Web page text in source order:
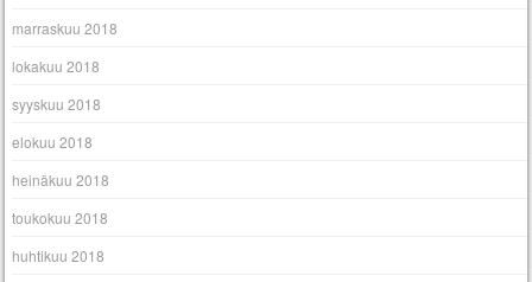
marraskuu 2018
lokakuu 2018
syyskuu 2018
elokuu 2018
heinäkuu 2018
toukokuu 2018
huhtikuu 2018